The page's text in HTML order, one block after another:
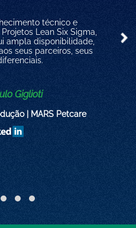
técnico e
Lean Six Sigma,
ampla disponibilidade,
seus parceiros, seus
Giglioti
| MARS Petcare